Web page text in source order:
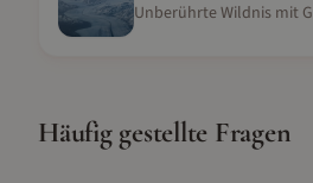
Häufig gestellte Fragen